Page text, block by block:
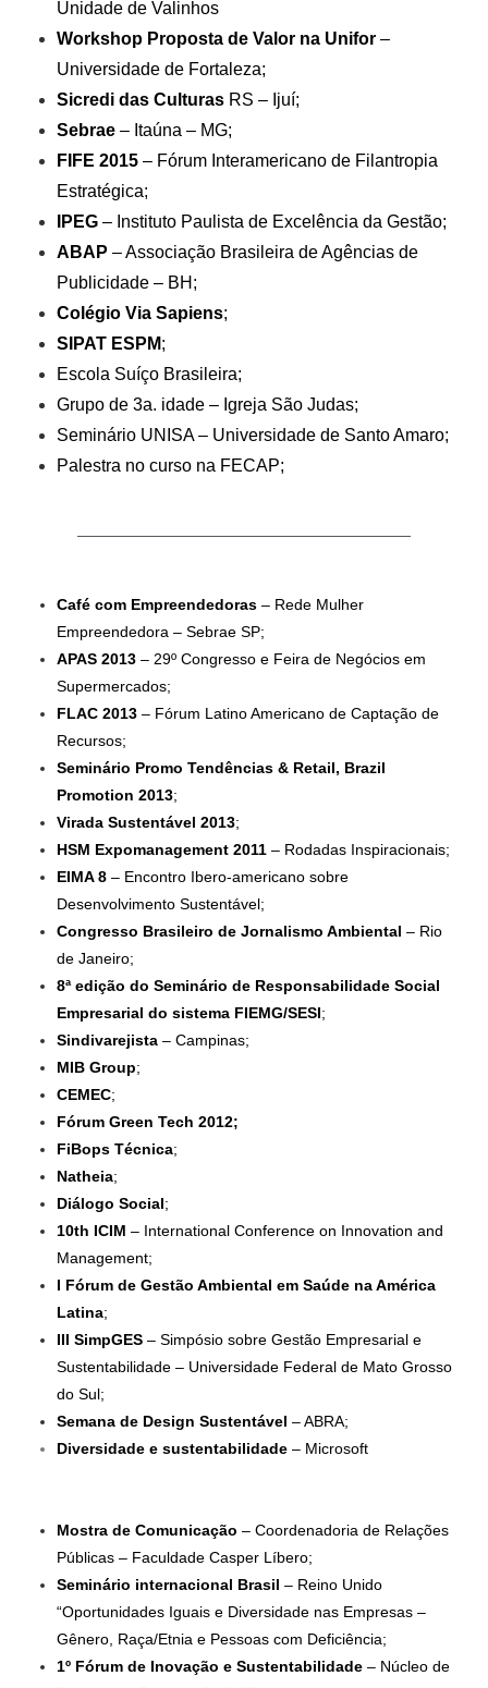
Unidade de Valinhos
Workshop Proposta de Valor na Unifor –
Universidade de Fortaleza;
Sicredi das Culturas RS – Ijuí;
Sebrae – Itaúna – MG;
FIFE 2015 – Fórum Interamericano de Filantropia
Estratégica;
IPEG – Instituto Paulista de Excelência da Gestão;
ABAP – Associação Brasileira de Agências de
Publicidade – BH;
Colégio Via Sapiens;
SIPAT ESPM;
Escola Suíço Brasileira;
Grupo de 3a. idade – Igreja São Judas;
Seminário UNISA – Universidade de Santo Amaro;
Palestra no curso na FECAP;
Café com Empreendedoras – Rede Mulher
Empreendedora – Sebrae SP;
APAS 2013 – 29º Congresso e Feira de Negócios em
Supermercados;
FLAC 2013 – Fórum Latino Americano de Captação de
Recursos;
Seminário Promo Tendências & Retail, Brazil
Promotion 2013;
Virada Sustentável 2013;
HSM Expomanagement 2011 – Rodadas Inspiracionais;
EIMA 8 – Encontro Ibero-americano sobre
Desenvolvimento Sustentável;
Congresso Brasileiro de Jornalismo Ambiental – Rio
de Janeiro;
8ª edição do Seminário de Responsabilidade Social
Empresarial do sistema FIEMG/SESI;
Sindivarejista – Campinas;
MIB Group;
CEMEC;
Fórum Green Tech 2012;
FiBops Técnica;
Natheia;
Diálogo Social;
10th ICIM – International Conference on Innovation and
Management;
I Fórum de Gestão Ambiental em Saúde na América
Latina;
III SimpGES – Simpósio sobre Gestão Empresarial e
Sustentabilidade – Universidade Federal de Mato Grosso
do Sul;
Semana de Design Sustentável – ABRA;
Diversidade e sustentabilidade – Microsoft
Mostra de Comunicação – Coordenadoria de Relações
Públicas – Faculdade Casper Líbero;
Seminário internacional Brasil – Reino Unido
“Oportunidades Iguais e Diversidade nas Empresas –
Gênero, Raça/Etnia e Pessoas com Deficiência;
1º Fórum de Inovação e Sustentabilidade – Núcleo de